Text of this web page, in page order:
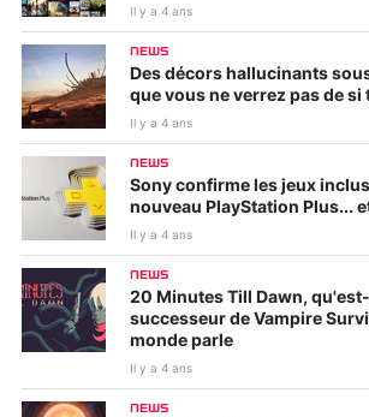
Il y a 4 ans
NEWS
Des décors hallucinants
que vous ne verrez pas de si
Il y a 4 ans
NEWS
Sony confirme les jeux
nouveau PlayStation Plus...
Il y a 4 ans
NEWS
20 Minutes Till Dawn,
successeur de Vampire
monde parle
Il y a 4 ans
NEWS